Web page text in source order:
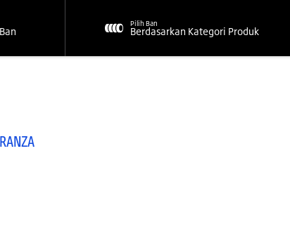
Pilih Ban
Berdasarkan Kategori Produk